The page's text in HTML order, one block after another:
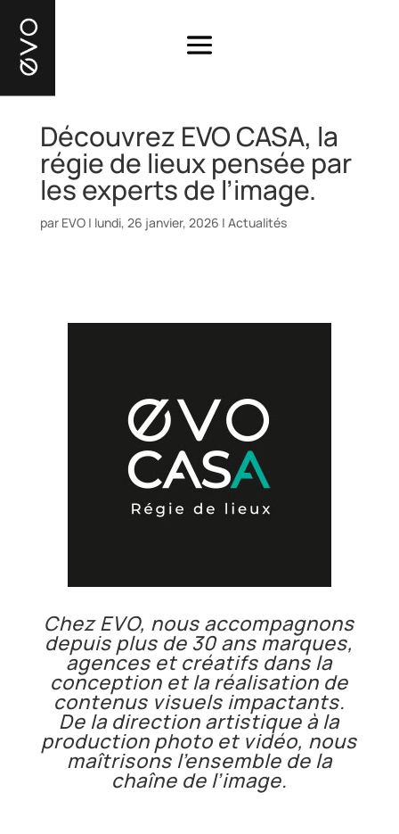
Découvrez EVO CASA, la
régie de lieux pensée par
les experts de l’image.
par EVO| lundi, 26 janvier, 2026 | Actualités
Chez EVO, nous accompagnons
depuis plus de 30 ans marques,
agences et créatifs dans la
conception et la réalisation de
contenus visuels impactants.
De la direction artistique à la
production photo et vidéo, nous
maîtrisons l’ensemble de la
chaîne de l’image.